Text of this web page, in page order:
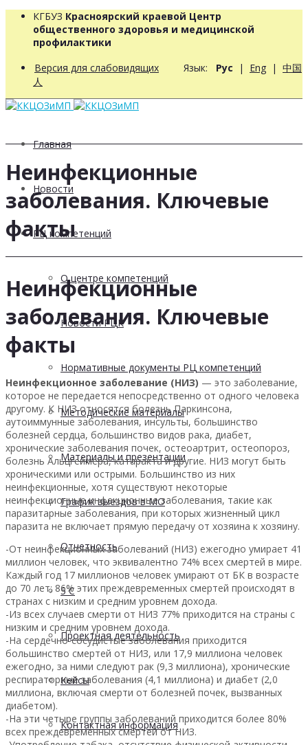
КГБУЗ Красноярский краевой Центр
общественного здоровья и медицинской
профилактики
Версия для слабовидящих Язык: Рус | Eng | 中国
人
Главная
Новости
РЦ компетенций
О центре компетенций
Новости РЦК
Нормативные документы РЦ компетенций
Методические материалы
Материалы и презентации
График выездов в МО
Отчетность
5 С
Проектная деятельность
Кейсы
Контактная информация
Неинфекционные
заболевания. Ключевые
факты
Неинфекционные
заболевания. Ключевые
факты
Неинфекционное заболевание (НИЗ) — это заболевание,
которое не передается непосредственно от одного человека
другому. К НИЗ относятся болезнь Паркинсона,
аутоиммунные заболевания, инсульты, большинство
болезней сердца, большинство видов рака, диабет,
хронические заболевания почек, остеоартрит, остеопороз,
болезнь Альцгеймера, катаракта и другие. НИЗ могут быть
хроническими или острыми. Большинство из них
неинфекционные, хотя существуют некоторые
неинфекционные инфекционные заболевания, такие как
паразитарные заболевания, при которых жизненный цикл
паразита не включает прямую передачу от хозяина к хозяину.
-От неинфекционных заболеваний (НИЗ) ежегодно умирает 41
миллион человек, что эквивалентно 74% всех смертей в мире.
Каждый год 17 миллионов человек умирают от БК в возрасте
до 70 лет; 86% этих преждевременных смертей происходят в
странах с низким и средним уровнем дохода.
-Из всех случаев смерти от НИЗ 77% приходится на страны с
низким и средним уровнем дохода.
-На сердечно-сосудистые заболевания приходится
большинство смертей от НИЗ, или 17,9 миллиона человек
ежегодно, за ними следуют рак (9,3 миллиона), хронические
респираторные заболевания (4,1 миллиона) и диабет (2,0
миллиона, включая смерти от болезней почек, вызванных
диабетом).
-На эти четыре группы заболеваний приходится более 80%
всех преждевременных смертей от НИЗ.